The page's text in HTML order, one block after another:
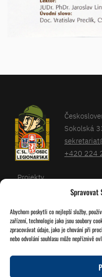
Spravovat
Abychom poskytli co nejlepší služby,
zařízení, technologie jako jsou soubory
zpracovávat údaje, jako je chování při
nebo odvolání souhlasu může nepříznivě
Sokolská
+420 224
Projekty
Kalendář
O nás